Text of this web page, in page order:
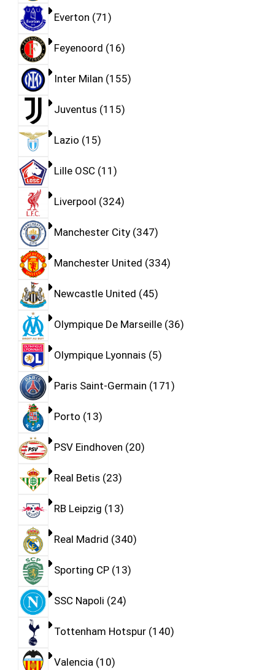
Everton 71
Feyenoord 16
Inter Milan 155
Juventus 115
Lazio 15
Lille OSC 11
Liverpool 324
Manchester City 347
Manchester United 334
Newcastle United 45
Olympique De Marseille 36
Olympique Lyonnais 5
Paris Saint-Germain 171
Porto 13
PSV Eindhoven 20
Real Betis 23
RB Leipzig 13
Real Madrid 340
Sporting CP 13
SSC Napoli 24
Tottenham Hotspur 140
Valencia 10